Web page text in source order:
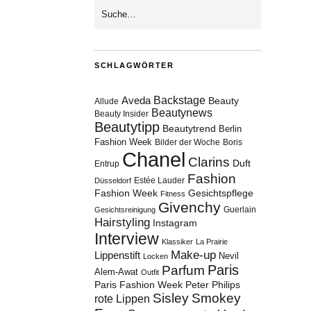
SCHLAGWÖRTER
Allude Aveda Backstage Beauty
Beauty Insider Beautynews
Beautytipp Beautytrend Berlin
Fashion Week Bilder der Woche Boris
Entrup Chanel Clarins Duft
Düsseldorf Estée Lauder Fashion
Fashion Week Fitness Gesichtspflege
Gesichtsreinigung Givenchy Guerlain
Hairstyling Instagram
Interview Klassiker La Prairie
Lippenstift Locken Make-up Nevil
Alem-Awat Outfit Parfum Paris
Paris Fashion Week Peter Philips
rote Lippen Sisley Smokey